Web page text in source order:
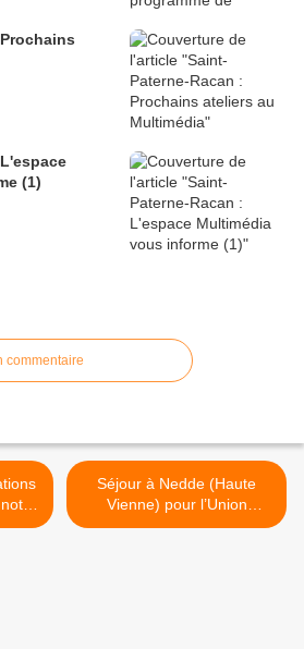
(1)
commentaire
Séjour à Nedde (Haute
Vienne) pour l’Union
Cyclotouriste St Paterne St